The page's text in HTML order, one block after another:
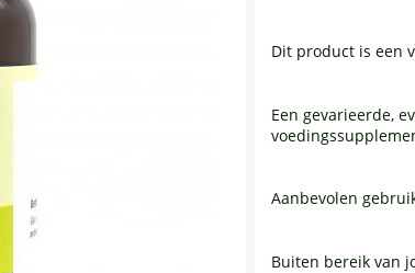
Dit product is een
Een gevarieerde,
Aanbevolen
Buiten bereik van